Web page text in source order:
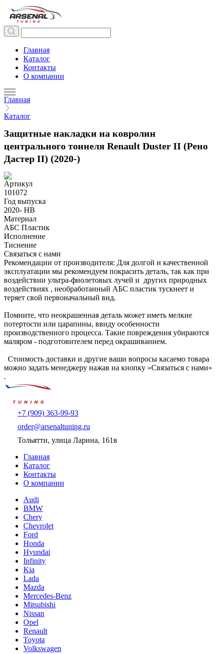
Главная
Каталог
Контакты
О компании
Главная
Каталог
Защитные накладки на ковролин
центрального тоннеля Renault Duster II (Рено
Дастер II) (2020-)
Артикул
101072
Год выпуска
2020- НВ
Материал
АБС Пластик
Исполнение
Тиснение
Связаться с нами
Рекомендации от производителя: Для долгой и качественной
эксплуатации мы рекомендуем покрасить деталь, так как при
воздействии ультра-фиолетовых лучей и других природных
воздействиях , необработанный АБС пластик тускнеет и
теряет свой первоначальный вид.
Помните, что неокрашенная деталь может иметь мелкие
потертости или царапины, ввиду особенности
производственного процесса. Такие повреждения убираются
маляром - подготовителем перед окрашиванием.
Стоимость доставки и другие ваши вопросы касаемо товара
можно задать менеджеру нажав на кнопку «Связаться с нами»
.
+7 (909) 363-99-93
order@arsenaltuning.ru
Тольятти, улица Ларина, 161в
Главная
Каталог
Контакты
О компании
Audi
BMW
Chery
Chevrolet
Ford
Honda
Hyundai
Infinity
Kia
Lada
Mazda
Mercedes-Benz
Mitsubishi
Nissan
Opel
Renault
Toyota
Volkswagen